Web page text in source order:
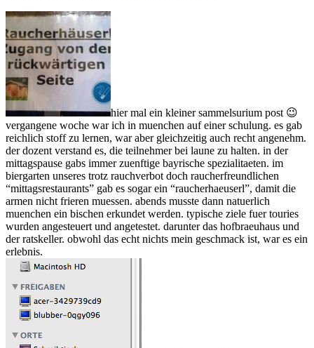
hier mal ein kleiner sammelsurium post 😉
vergangene woche war ich in muenchen auf einer schulung. es gab
reichlich stoff zu lernen, war aber gleichzeitig auch recht angenehm.
der dozent verstand es, die teilnehmer bei laune zu halten. in der
mittagspause gabs immer zuenftige bayrische spezialitaeten. im
biergarten unseres trotz rauchverbot doch raucherfreundlichen
“mittagsrestaurants” gab es sogar ein “raucherhaeuserl”, damit die
armen nicht frieren muessen. abends musste dann natuerlich
muenchen ein bischen erkundet werden. typische ziele fuer touries
wurden angesteuert und angetestet. darunter das hofbraeuhaus und
der ratskeller. obwohl das echt nichts mein geschmack ist, war es ein
erlebnis.